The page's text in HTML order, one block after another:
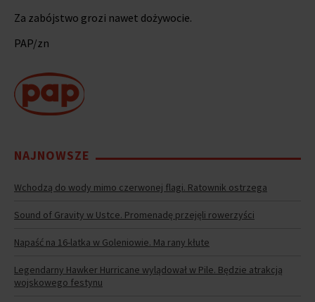
Za zabójstwo grozi nawet dożywocie.
PAP/zn
NAJNOWSZE
Wchodzą do wody mimo czerwonej flagi. Ratownik ostrzega
Sound of Gravity w Ustce. Promenadę przejęli rowerzyści
Napaść na 16-latka w Goleniowie. Ma rany kłute
Legendarny Hawker Hurricane wylądował w Pile. Będzie atrakcją
wojskowego festynu